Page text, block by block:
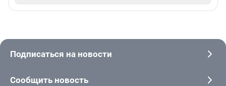
Подписаться на новости
Сообщить новость